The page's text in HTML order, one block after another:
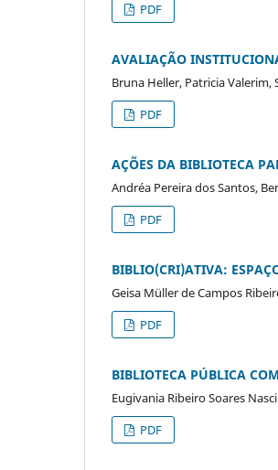
PDF
AVALIAÇÃO
Bruna Heller, Patricia Valerim,
PDF
AÇÕES DA BIBLIOTECA
Andréa Pereira dos Santos,
PDF
BIBLIO(CRI)ATIVA:
Geisa Müller de Campos
PDF
BIBLIOTECA PÚBLICA
Eugivania Ribeiro Soares
PDF